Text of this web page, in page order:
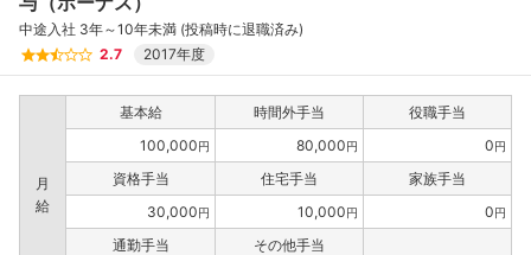
中途入社 3年～10年未満 (投稿時に退職済み)
2.7
2017年度
月
給
基本給 時間外手当
役職手当
100,000円 80,000円 0円
資格手当 住宅手当
家族手当
30,000円 10,000円 0円
通勤手当
その他手当